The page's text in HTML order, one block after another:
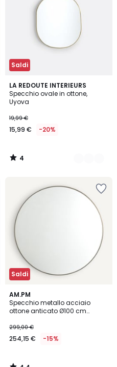
Saldi
LA REDOUTE INTERIEURS
Specchio ovale in ottone,
Uyova
19,99 €
15,99 € -20%
4
/
5
2
Colori
4
/
Saldi
AM.PM
Specchio metallo acciaio
ottone anticato Ø100 cm
299,00 €
254,15 € -15%
4,4
/ 5